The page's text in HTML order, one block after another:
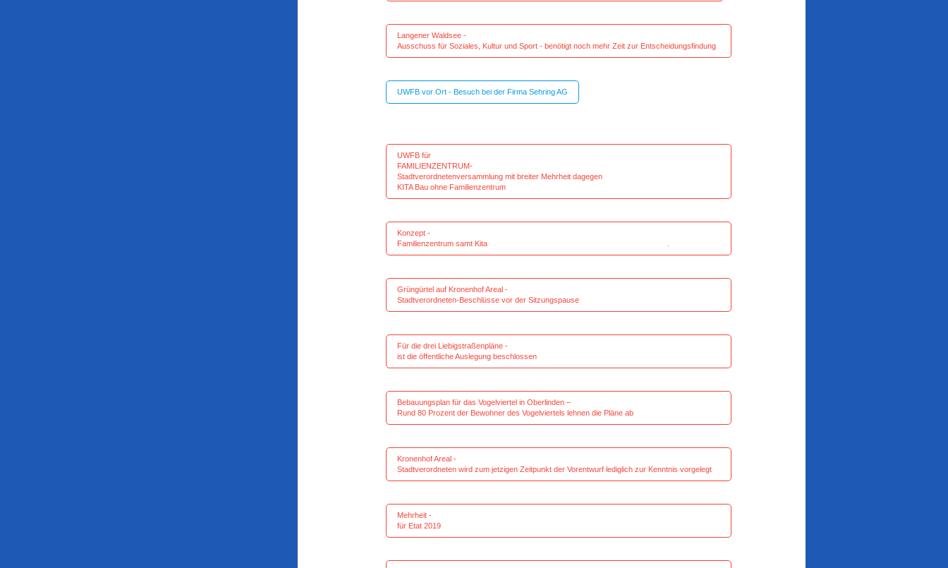
Langener Waldsee -
Ausschuss für Soziales, Kultur und Sport - benötigt noch mehr Zeit zur Entscheidungsfindung
UWFB vor Ort - Besuch bei der Firma Sehring AG
UWFB für
FAMILIENZENTRUM-
Stadtverordnetenversammlung mit breiter Mehrheit dagegen
KITA Bau ohne Familienzentrum
Konzept -
Familienzentrum samt Kita .
Grüngürtel auf Kronenhof Areal -
Stadtverordneten-Beschlüsse vor der Sitzungspause
Für die drei Liebigstraßenpläne -
ist die öffentliche Auslegung beschlossen
Bebauungsplan für das Vogelviertel in Oberlinden –
Rund 80 Prozent der Bewohner des Vogelviertels lehnen die Pläne ab
Kronenhof Areal -
Stadtverordneten wird zum jetzigen Zeitpunkt der Vorentwurf lediglich zur Kenntnis vorgelegt
Mehrheit -
für Etat 2019